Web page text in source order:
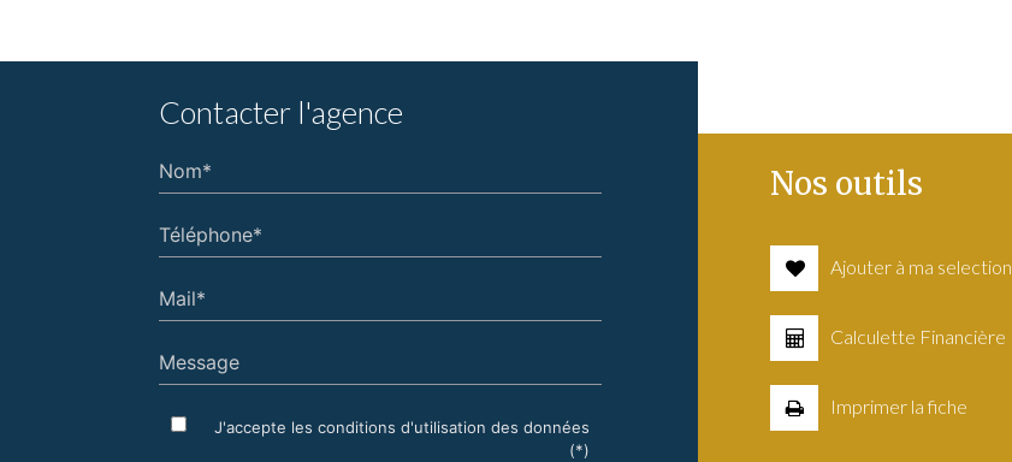
Contacter l'agence
Nom*
Téléphone*
Mail*
Message
J'accepte les conditions d'utilisation des données
(*)
Nos outils
Ajouter à ma selection
Calculette Financière
Imprimer la fiche